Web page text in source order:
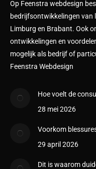
Op Feenstra webdesign
bedrijfsontwikkelingen van
Limburg en Brabant. Ook
ontwikkelingen en
mogelijk als bedrijf of
Feenstra Webdesign
Hoe voelt de
28 mei 2026
Voorkom
29 april 2026
Dit is waarom